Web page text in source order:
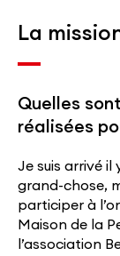
La
Quelles
réalisées
Je suis arrivé il
grand-chose,
participer à
Maison de la
l’association